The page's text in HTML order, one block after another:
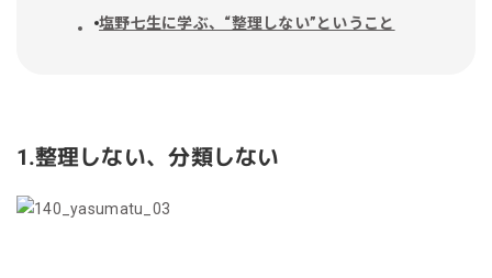
塩野七生に学ぶ、“整理しない”ということ
1.整理しない、分類しない